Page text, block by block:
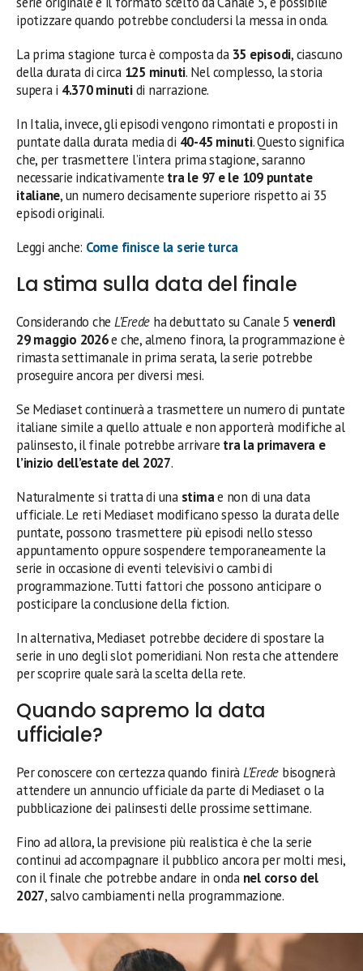
ipotizzare quando potrebbe concludersi la messa in onda.
La prima stagione turca è composta da 35 episodi, ciascuno
della durata di circa 125 minuti. Nel complesso, la storia
supera i 4.370 minutidi narrazione.
In Italia, invece, gli episodi vengono rimontati e proposti in
puntate dalla durata media di 40-45 minuti. Questo significa
che, per trasmettere l’intera prima stagione, saranno
necessarie indicativamente tra le 97 e le 109 puntate
italiane, un numero decisamente superiore rispetto ai 35
episodi originali.
Leggi anche: Come finisce la serie turca
La stima sulla data del finale
Considerando che L’Erede ha debuttato su Canale 5 venerdì
29 maggio 2026e che, almeno finora, la programmazione è
rimasta settimanale in prima serata, la serie potrebbe
proseguire ancora per diversi mesi.
Se Mediaset continuerà a trasmettere un numero di puntate
italiane simile a quello attuale e non apporterà modifiche al
palinsesto, il finale potrebbe arrivare tra la primavera e
l’inizio dell’estate del 2027.
Naturalmente si tratta di una stimae non di una data
ufficiale. Le reti Mediaset modificano spesso la durata delle
puntate, possono trasmettere più episodi nello stesso
appuntamento oppure sospendere temporaneamente la
serie in occasione di eventi televisivi o cambi di
programmazione. Tutti fattori che possono anticipare o
posticipare la conclusione della fiction.
In alternativa, Mediaset potrebbe decidere di spostare la
serie in uno degli slot pomeridiani. Non resta che attendere
per scoprire quale sarà la scelta della rete.
Quando sapremo la data
ufficiale?
Per conoscere con certezza quando finiràL’Erede bisognerà
attendere un annuncio ufficiale da parte di Mediaset o la
pubblicazione dei palinsesti delle prossime settimane.
Fino ad allora, la previsione più realistica è che la serie
continui ad accompagnare il pubblico ancora per molti mesi,
con il finale che potrebbe andare in onda nel corso del
2027, salvo cambiamenti nella programmazione.